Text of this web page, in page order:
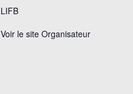
LIFB
Voir le site Organisateur